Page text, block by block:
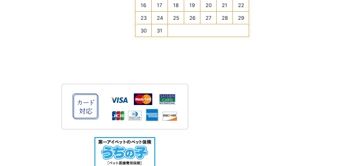
16 17 18 19 20 21 22
23 24 25 26 27 28 29
30 31